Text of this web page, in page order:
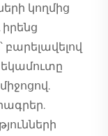
կողմից